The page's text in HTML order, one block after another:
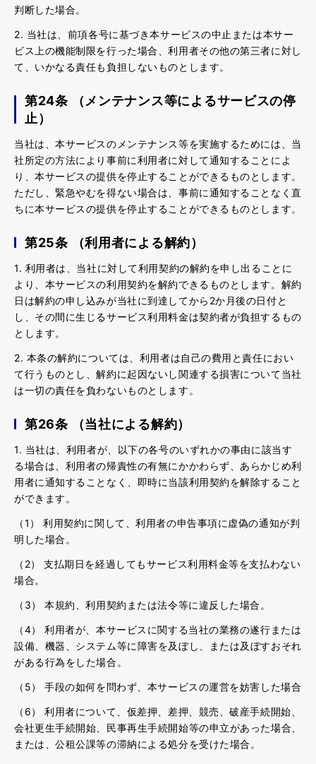
判断した場合。
2. 当社は、前項各号に基づき本サービスの中止または本サー
ビス上の機能制限を行った場合、利用者その他の第三者に対し
て、いかなる責任も負担しないものとします。
第24条 （メンテナンス等によるサービスの停
止）
当社は、本サービスのメンテナンス等を実施するためには、当
社所定の方法により事前に利用者に対して通知することによ
り、本サービスの提供を停止することができるものとします。
ただし、緊急やむを得ない場合は、事前に通知することなく直
ちに本サービスの提供を停止することができるものとします。
第25条 （利用者による解約）
1. 利用者は、当社に対して利用契約の解約を申し出ることに
より、本サービスの利用契約を解約できるものとします。解約
日は解約の申し込みが当社に到達してから2か月後の日付と
し、その間に生じるサービス利用料金は契約者が負担するもの
とします。
2. 本条の解約については、利用者は自己の費用と責任におい
て行うものとし、解約に起因ないし関連する損害について当社
は一切の責任を負わないものとします。
第26条 （当社による解約）
1. 当社は、利用者が、以下の各号のいずれかの事由に該当す
る場合は、利用者の帰責性の有無にかかわらず、あらかじめ利
用者に通知することなく、即時に当該利用契約を解除すること
ができます。
（1） 利用契約に関して、利用者の申告事項に虚偽の通知が判
明した場合。
（2） 支払期日を経過してもサービス利用料金等を支払わない
場合。
（3） 本規約、利用契約または法令等に違反した場合。
（4） 利用者が、本サービスに関する当社の業務の遂行または
設備、機器、システム等に障害を及ぼし、または及ぼすおそれ
がある行為をした場合。
（5） 手段の如何を問わず、本サービスの運営を妨害した場合
（6） 利用者について、仮差押、差押、競売、破産手続開始、
会社更生手続開始、民事再生手続開始等の申立があった場合、
または、公租公課等の滞納による処分を受けた場合。